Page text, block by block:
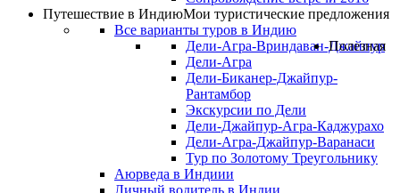
Путешествие в ИндиюМои туристические предложения
Все варианты туров в Индию
Дели-Агра-Вриндаван-Джайпур
Дели-Агра
Дели-Биканер-Джайпур-
Рантамбор
Экскурсии по Дели
Дели-Джайпур-Агра-Каджурахо
Дели-Агра-Джайпур-Варанаси
Тур по Золотому Треугольнику
Аюрведа в Индиии
Личный водитель в Индии
Полезная